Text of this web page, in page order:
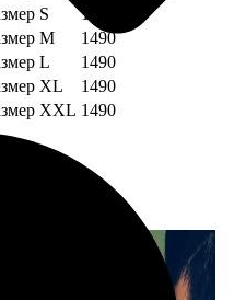
S
1490
M
1490
L
1490
XL
1490
XXL 1490